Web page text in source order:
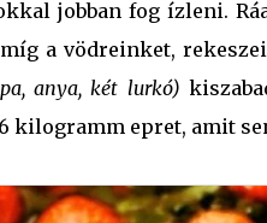
jobban fog ízleni.
a vödreinket,
anya, két lurkó)
kilogramm epret, amit